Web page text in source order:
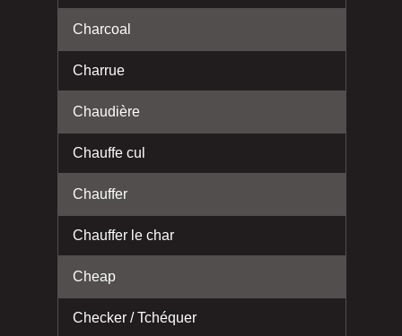
Charcoal
Charrue
Chaudière
Chauffe cul
Chauffer
Chauffer le char
Cheap
Checker / Tchéquer